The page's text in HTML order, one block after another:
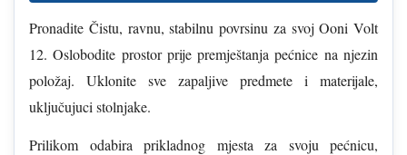
Pronadite Čistu, ravnu, stabilnu povrsinu za svoj Ooni Volt
12. Oslobodite prostor prije premještanja pećnice na njezin
položaj. Uklonite sve zapaljive predmete i materijale,
uključujuci stolnjake.
Prilikom odabira prikladnog mjesta za svoju pećnicu,